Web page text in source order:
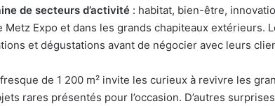
de secteurs d’activité: habitat, bien-être,
Expo et dans les grands chapiteaux extérieurs.
et dégustations avant de négocier avec leurs
de 1 200 m² invite les curieux à revivre les
rares présentés pour l’occasion. D’autres
2026